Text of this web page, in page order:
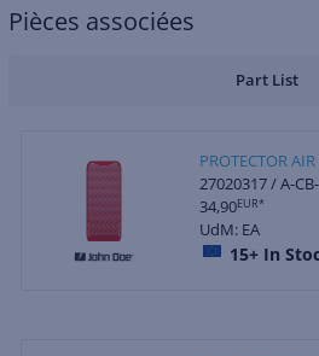
Pièces associées
Part List
PROTECTOR
27020317 / A-
34,90EUR*
UdM: EA
15+ In